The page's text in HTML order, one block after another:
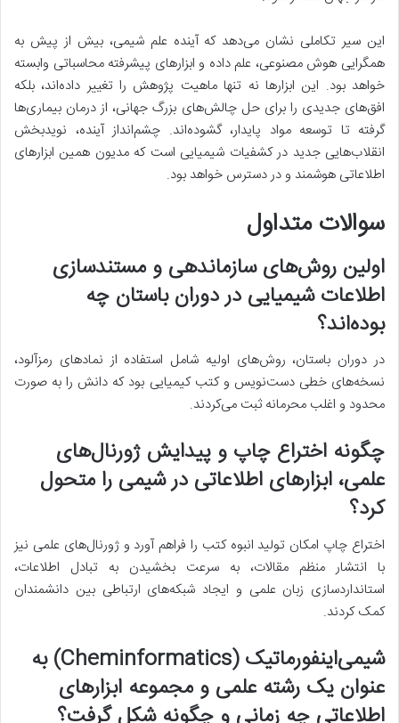
این سیر تکاملی نشان می‌دهد که آینده علم شیمی، بیش از پیش به
همگرایی هوش مصنوعی، علم داده و ابزارهای پیشرفته محاسباتی وابسته
خواهد بود. این ابزارها نه تنها ماهیت پژوهش را تغییر داده‌اند، بلکه
افق‌های جدیدی را برای حل چالش‌های بزرگ جهانی، از درمان بیماری‌ها
گرفته تا توسعه مواد پایدار، گشوده‌اند. چشم‌انداز آینده، نویدبخش
انقلاب‌هایی جدید در کشفیات شیمیایی است که مدیون همین ابزارهای
اطلاعاتی هوشمند و در دسترس خواهد بود.
سوالات متداول
اولین روش‌های سازماندهی و مستندسازی
اطلاعات شیمیایی در دوران باستان چه
بوده‌اند؟
در دوران باستان، روش‌های اولیه شامل استفاده از نمادهای رمزآلود،
نسخه‌های خطی دست‌نویس و کتب کیمیایی بود که دانش را به صورت
محدود و اغلب محرمانه ثبت می‌کردند.
چگونه اختراع چاپ و پیدایش ژورنال‌های
علمی، ابزارهای اطلاعاتی در شیمی را متحول
کرد؟
اختراع چاپ امکان تولید انبوه کتب را فراهم آورد و ژورنال‌های علمی نیز
با انتشار منظم مقالات، به سرعت بخشیدن به تبادل اطلاعات،
استانداردسازی زبان علمی و ایجاد شبکه‌های ارتباطی بین دانشمندان
کمک کردند.
شیمی‌اینفورماتیک (Cheminformatics) به
عنوان یک رشته علمی و مجموعه ابزارهای